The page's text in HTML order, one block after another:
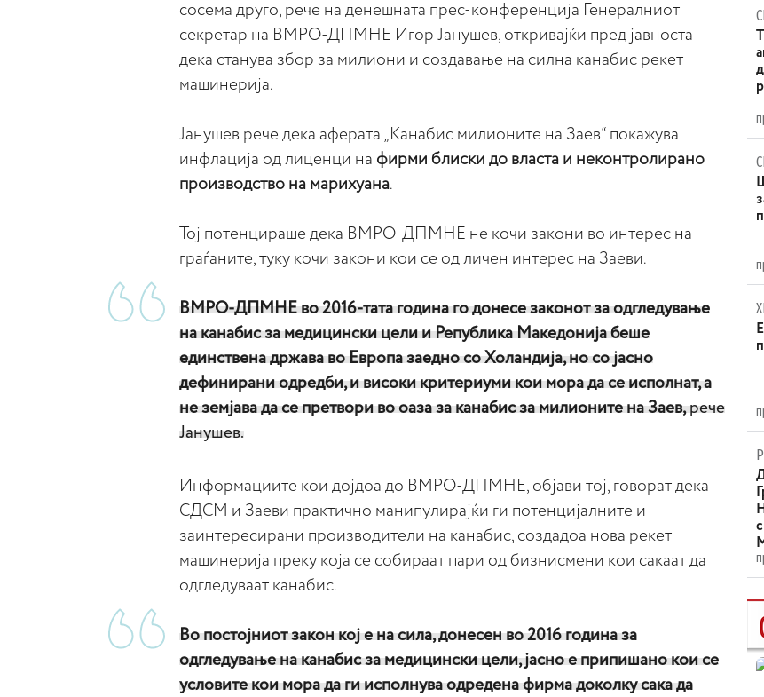
сосема друго, рече на денешната прес-конференција Генералниот
секретар на ВМРО-ДПМНЕ Игор Јанушев, откривајќи пред јавноста
дека станува збор за милиони и создавање на силна канабис рекет
машинерија.
Јанушев рече дека аферата „Канабис милионите на Заев“ покажува
инфлација од лиценци на фирми блиски до власта и неконтролирано
производство на марихуана.
Тој потенцираше дека ВМРО-ДПМНЕ не кочи закони во интерес на
граѓаните, туку кочи закони кои се од личен интерес на Заеви.
ВМРО-ДПМНЕ во 2016-тата година го донесе законот за одгледување
на канабис за медицински цели и Република Македонија беше
единствена држава во Европа заедно со Холандија, но со јасно
дефинирани одредби, и високи критериуми кои мора да се исполнат, а
не земјава да се претвори во оаза за канабис за милионите на Заев,рече
Јанушев.
Информациите кои дојдоа до ВМРО-ДПМНЕ, објави тој, говорат дека
СДСМ и Заеви практично манипулирајќи ги потенцијалните и
заинтересирани производители на канабис, создадоа нова рекет
машинерија преку која се собираат пари од бизнисмени кои сакаат да
одгледуваат канабис.
Во постојниот закон кој е на сила, донесен во 2016 година за
одгледување на канабис за медицински цели, јасно е припишано кои се
условите кои мора да ги исполнува одредена фирма доколку сака да